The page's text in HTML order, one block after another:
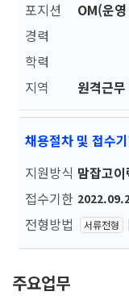
포지션
OM(운
경력
학력
지역
원격근무
채용절차 및 접수
지원방식 맘잡고
접수기한
전형방법 서류전형
주요업무